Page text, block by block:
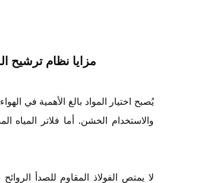
مزايا نظام ترشيح
يُصبح اختيار المواد بالغ الأهمية في
والاستخدام الخشن. أما فلاتر المياه
لا يمتص الفولاذ المقاوم للصدأ